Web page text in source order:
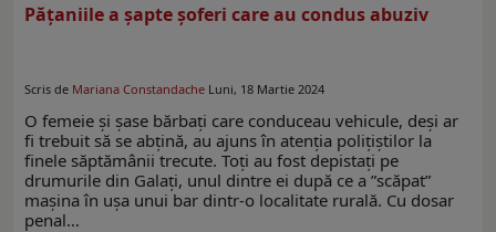
Pățaniile a șapte șoferi care au condus abuziv
Scris de Mariana Constandache Luni, 18 Martie 2024
O femeie și șase bărbați care conduceau vehicule, deși ar
fi trebuit să se abțină, au ajuns în atenția polițiștilor la
finele săptămânii trecute. Toți au fost depistați pe
drumurile din Galați, unul dintre ei după ce a ”scăpat”
mașina în ușa unui bar dintr-o localitate rurală. Cu dosar
penal…